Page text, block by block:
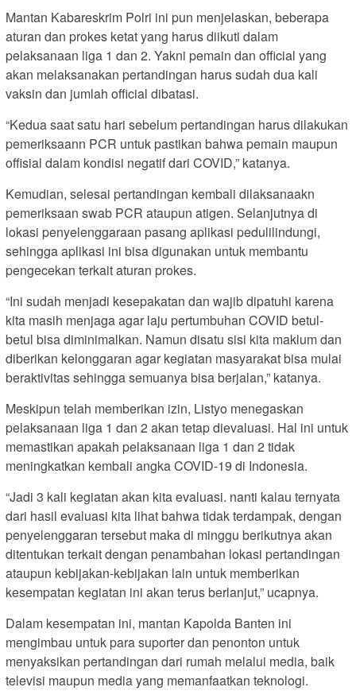
Mantan Kabareskrim Polri ini pun menjelaskan, beberapa
aturan dan prokes ketat yang harus diikuti dalam
pelaksanaan liga 1 dan 2. Yakni pemain dan official yang
akan melaksanakan pertandingan harus sudah dua kali
vaksin dan jumlah official dibatasi.
“Kedua saat satu hari sebelum pertandingan harus dilakukan
pemeriksaann PCR untuk pastikan bahwa pemain maupun
offisial dalam kondisi negatif dari COVID,” katanya.
Kemudian, selesai pertandingan kembali dilaksanaakn
pemeriksaan swab PCR ataupun atigen. Selanjutnya di
lokasi penyelenggaraan pasang aplikasi pedulilindungi,
sehingga aplikasi ini bisa digunakan untuk membantu
pengecekan terkait aturan prokes.
“Ini sudah menjadi kesepakatan dan wajib dipatuhi karena
kita masih menjaga agar laju pertumbuhan COVID betul-
betul bisa diminimalkan. Namun disatu sisi kita maklum dan
diberikan kelonggaran agar kegiatan masyarakat bisa mulai
beraktivitas sehingga semuanya bisa berjalan,” katanya.
Meskipun telah memberikan izin, Listyo menegaskan
pelaksanaan liga 1 dan 2 akan tetap dievaluasi. Hal ini untuk
memastikan apakah pelaksanaan liga 1 dan 2 tidak
meningkatkan kembali angka COVID-19 di Indonesia.
“Jadi 3 kali kegiatan akan kita evaluasi. nanti kalau ternyata
dari hasil evaluasi kita lihat bahwa tidak terdampak, dengan
penyelenggaran tersebut maka di minggu berikutnya akan
ditentukan terkait dengan penambahan lokasi pertandingan
ataupun kebijakan-kebijakan lain untuk memberikan
kesempatan kegiatan ini akan terus berlanjut,” ucapnya.
Dalam kesempatan ini, mantan Kapolda Banten ini
mengimbau untuk para suporter dan penonton untuk
menyaksikan pertandingan dari rumah melalui media, baik
televisi maupun media yang memanfaatkan teknologi.